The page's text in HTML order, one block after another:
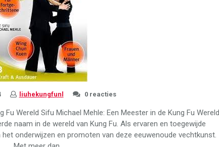
Kung
Fu”
liuhekungfunl 0 reacties
Fu Wereld Sifu Michael Mehle: Een Meester in de Kung Fu Wereld
naam in de wereld van Kung Fu. Als ervaren en toegewijde
onderwijzen en promoten van deze eeuwenoude vechtkunst.